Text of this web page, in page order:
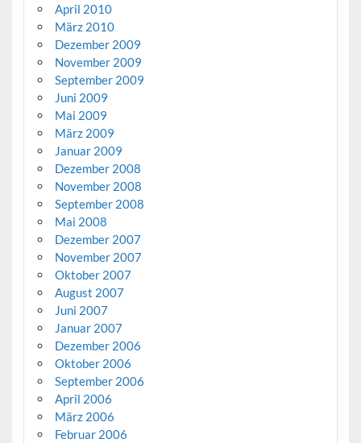
April 2010
März 2010
Dezember 2009
November 2009
September 2009
Juni 2009
Mai 2009
März 2009
Januar 2009
Dezember 2008
November 2008
September 2008
Mai 2008
Dezember 2007
November 2007
Oktober 2007
August 2007
Juni 2007
Januar 2007
Dezember 2006
Oktober 2006
September 2006
April 2006
März 2006
Februar 2006